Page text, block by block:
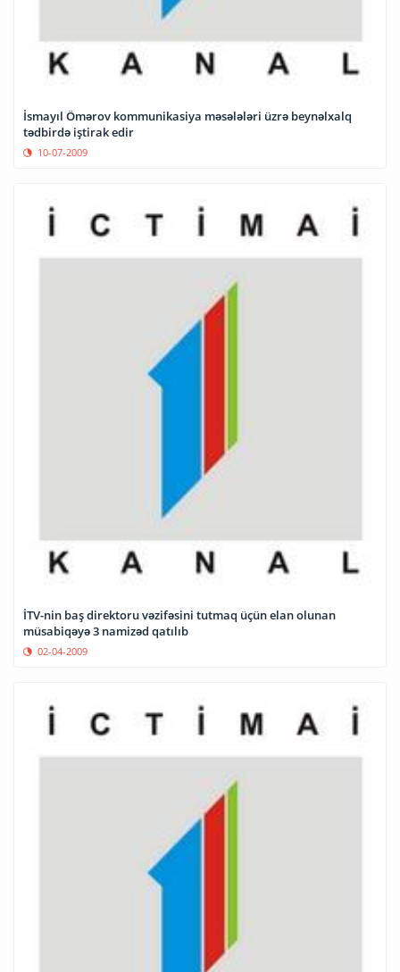
İsmayıl Ömərov kommunikasiya məsələləri üzrə beynəlxalq
tədbirdə iştirak edir
10-07-2009
İTV-nin baş direktoru vəzifəsini tutmaq üçün elan olunan
müsabiqəyə 3 namizəd qatılıb
02-04-2009